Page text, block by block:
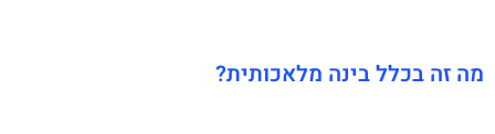
מה זה בכלל בינה מלאכותית?